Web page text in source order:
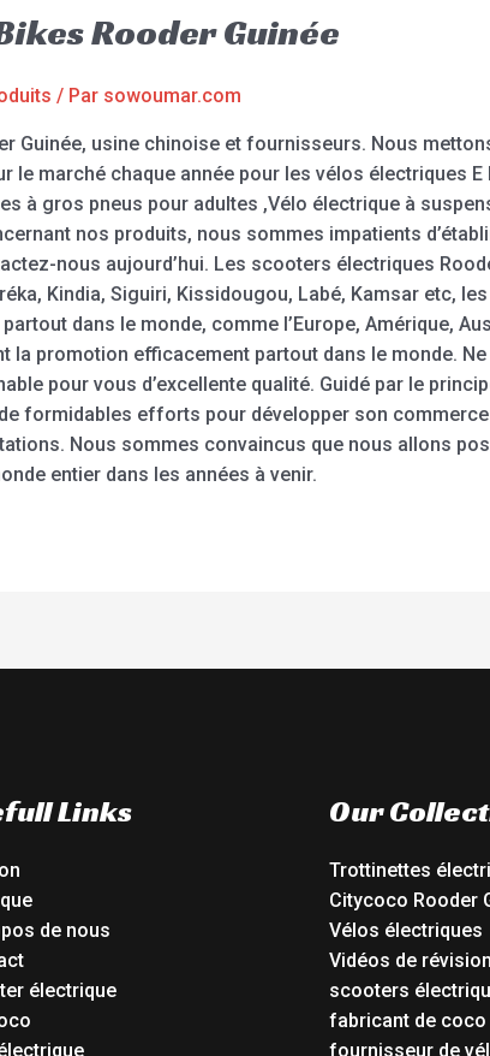
Rooder Guinée
/ Par sowoumar.com
Guinée, usine chinoise et fournisseurs. Nous
le marché chaque année pour les vélos électriques
à gros pneus pour adultes ,Vélo électrique à
nos produits, nous sommes impatients
nous aujourd’hui. Les scooters électriques
Kindia, Siguiri, Kissidougou, Labé, Kamsar etc,
dans le monde, comme l’Europe, Amérique,
la promotion efficacement partout dans le monde.
pour vous d’excellente qualité. Guidé par le
de formidables efforts pour développer son
Nous sommes convaincus que nous allons
entier dans les années à venir.
Links
de nous
électrique
Our
Trottinettes
Citycoco Rooder
Vélos électriques
Vidéos de révision
scooters
fabricant de
fournisseur de